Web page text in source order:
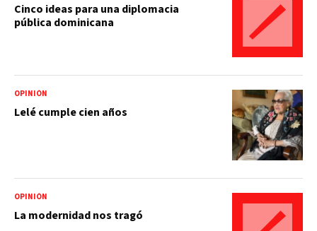
Cinco ideas para una diplomacia
pública dominicana
OPINIÓN
Lelé cumple cien años
OPINIÓN
La modernidad nos tragó